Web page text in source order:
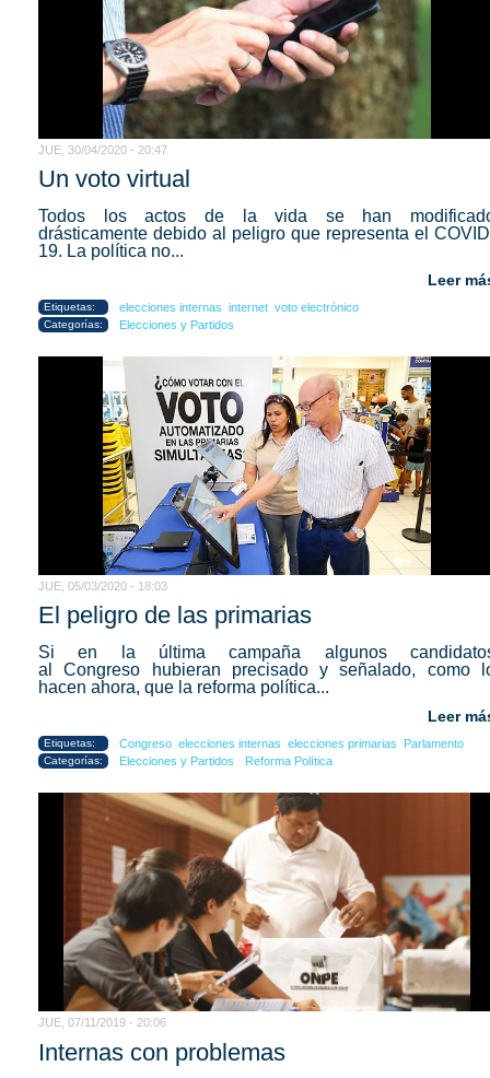
JUE, 30/04/2020 - 20:47
Un voto virtual
Todos los actos de la vida se han
drásticamente debido al peligro que representa el
19. La política no...
Leer
Etiquetas: elecciones internas internet voto electrónico
Categorías: Elecciones y Partidos
JUE, 05/03/2020 - 18:03
El peligro de las primarias
Si en la última campaña algunos
al Congreso hubieran precisado y señalado, como
hacen ahora, que la reforma política...
Leer
Etiquetas: Congreso elecciones internas elecciones primarias Parlamento
Categorías: Elecciones y Partidos Reforma Política
JUE, 07/11/2019 - 20:06
Internas con problemas